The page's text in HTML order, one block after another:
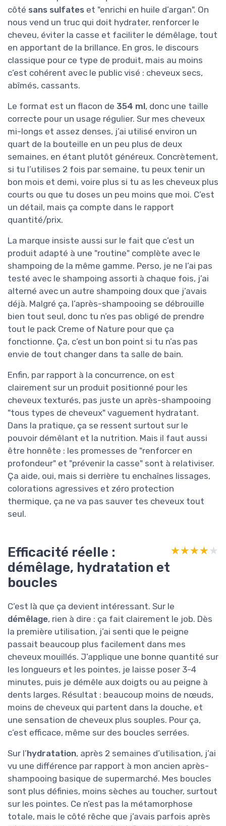
côté sans sulfates et "enrichi en huile d’argan". On
nous vend un truc qui doit hydrater, renforcer le
cheveu, éviter la casse et faciliter le démêlage, tout
en apportant de la brillance. En gros, le discours
classique pour ce type de produit, mais au moins
c’est cohérent avec le public visé : cheveux secs,
abîmés, cassants.
Le format est un flacon de 354 ml, donc une taille
correcte pour un usage régulier. Sur mes cheveux
mi-longs et assez denses, j’ai utilisé environ un
quart de la bouteille en un peu plus de deux
semaines, en étant plutôt généreux. Concrètement,
si tu l’utilises 2 fois par semaine, tu peux tenir un
bon mois et demi, voire plus si tu as les cheveux plus
courts ou que tu doses un peu moins que moi. C’est
un détail, mais ça compte dans le rapport
quantité/prix.
La marque insiste aussi sur le fait que c’est un
produit adapté à une "routine" complète avec le
shampoing de la même gamme. Perso, je ne l’ai pas
testé avec le shampoing assorti à chaque fois, j’ai
alterné avec un autre shampoing doux que j’avais
déjà. Malgré ça, l’après-shampooing se débrouille
bien tout seul, donc tu n’es pas obligé de prendre
tout le pack Creme of Nature pour que ça
fonctionne. Ça, c’est un bon point si tu n’as pas
envie de tout changer dans ta salle de bain.
Enfin, par rapport à la concurrence, on est
clairement sur un produit positionné pour les
cheveux texturés, pas juste un après-shampooing
"tous types de cheveux" vaguement hydratant.
Dans la pratique, ça se ressent surtout sur le
pouvoir démêlant et la nutrition. Mais il faut aussi
être honnête : les promesses de "renforcer en
profondeur" et "prévenir la casse" sont à relativiser.
Ça aide, oui, mais si derrière tu enchaînes lissages,
colorations agressives et zéro protection
thermique, ça ne va pas sauver tes cheveux tout
seul.
Efficacité réelle :
démêlage, hydratation et
boucles
★★★★★
★★★★★
C’est là que ça devient intéressant. Sur le
démêlage, rien à dire : ça fait clairement le job. Dès
la première utilisation, j’ai senti que le peigne
passait beaucoup plus facilement dans mes
cheveux mouillés. J’applique une bonne quantité sur
les longueurs et les pointes, je laisse poser 3-4
minutes, puis je démêle aux doigts ou au peigne à
dents larges. Résultat : beaucoup moins de nœuds,
moins de cheveux qui partent dans la douche, et
une sensation de cheveux plus souples. Pour ça,
c’est efficace, même sur des boucles serrées.
Sur l’hydratation, après 2 semaines d’utilisation, j’ai
vu une différence par rapport à mon ancien après-
shampooing basique de supermarché. Mes boucles
sont plus définies, moins sèches au toucher, surtout
sur les pointes. Ce n’est pas la métamorphose
totale, mais le côté rêche que j’avais parfois après